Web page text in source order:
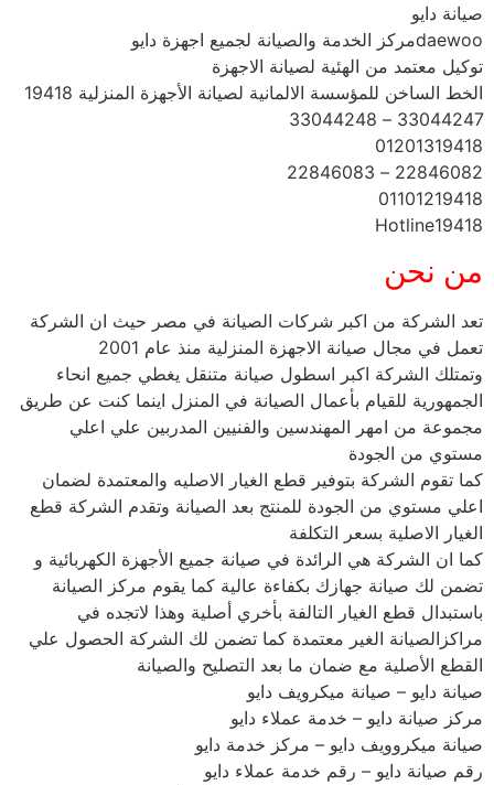
صيانة دايو
daewooمركز الخدمة والصيانة لجميع اجهزة دايو
توكيل معتمد من الهئية لصيانة الاجهزة
الخط الساخن للمؤسسة الالمانية لصيانة الأجهزة المنزلية 19418
33044247 – 33044248
01201319418
22846082 – 22846083
01101219418
Hotline19418
من نحن
تعد الشركة من اكبر شركات الصيانة في مصر حيث ان الشركة
تعمل في مجال صيانة الاجهزة المنزلية منذ عام 2001
وتمتلك الشركة اكبر اسطول صيانة متنقل يغطي جميع انحاء
الجمهورية للقيام بأعمال الصيانة في المنزل اينما كنت عن طريق
مجموعة من امهر المهندسين والفنيين المدربين علي اعلي
مستوي من الجودة
كما تقوم الشركة بتوفير قطع الغيار الاصليه والمعتمدة لضمان
اعلي مستوي من الجودة للمنتج بعد الصيانة وتقدم الشركة قطع
الغيار الاصلية بسعر التكلفة
كما ان الشركة هي الرائدة في صيانة جميع الأجهزة الكهربائية و
تضمن لك صيانة جهازك بكفاءة عالية كما يقوم مركز الصيانة
باستبدال قطع الغيار التالفة بأخري أصلية وهذا لاتجده في
مراكزالصيانة الغير معتمدة كما تضمن لك الشركة الحصول علي
القطع الأصلية مع ضمان ما بعد التصليح والصيانة
صيانة دايو – صيانة ميكرويف دايو
مركز صيانة دايو – خدمة عملاء دايو
صيانة ميكروويف دايو – مركز خدمة دايو
رقم صيانة دايو – رقم خدمة عملاء دايو